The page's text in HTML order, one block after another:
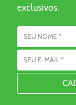
exclusivos.
Nome
Endereço de